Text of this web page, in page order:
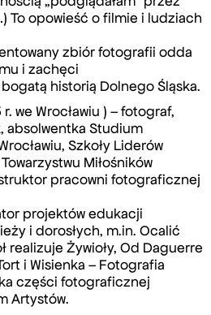
To opowieść o filmie i ludziach
zbiór fotografii odda
i zachęci
historią Dolnego Śląska.
we Wrocławiu ) – fotograf,
absolwentka Studium
Szkoły Liderów
Miłośników
pracowni fotograficznej
projektów edukacji
i dorosłych, m.in. Ocalić
realizuje Żywioły, Od Daguerre
i Wisienka – Fotografia
części fotograficznej
Artystów.